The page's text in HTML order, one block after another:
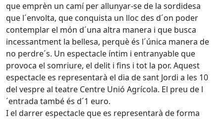
que emprèn un camí per allunyar-se de la sordidesa
que l´envolta, que conquista un lloc des d´on poder
contemplar el món d´una altra manera i que busca
incessantment la bellesa, perquè és l´única manera de
no perdre´s. Un espectacle íntim i entranyable que
provoca el somriure, el delit i fins i tot la por. Aquest
espectacle es representarà el dia de sant Jordi a les 10
del vespre al teatre Centre Unió Agrícola. El preu de l
´entrada també és d´1 euro.
I el darrer espectacle que es representarà de forma